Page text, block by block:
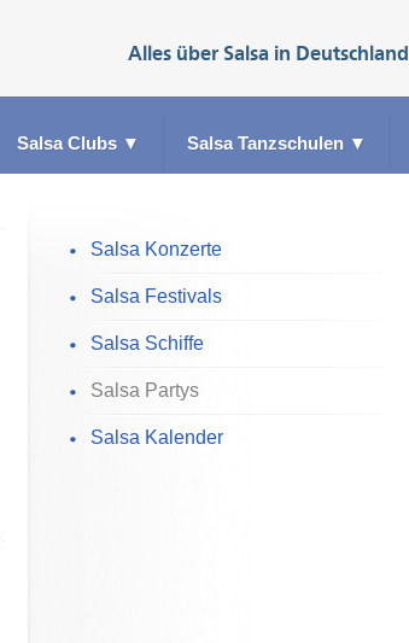
Alles über Salsa in Deutschland
Salsa Clubs ▼ Salsa Tanzschulen ▼
Salsa Konzerte
Salsa Festivals
Salsa Schiffe
Salsa Partys
Salsa Kalender